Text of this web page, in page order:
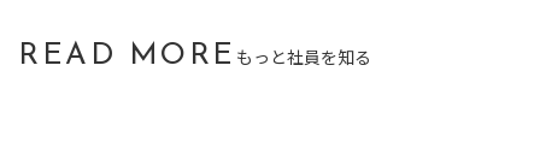
READ MORE もっと社員を知る